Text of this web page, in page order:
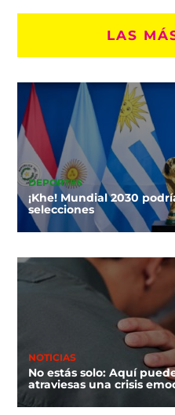
LAS
DEPORTES
¡Khe! Mundial 2030
selecciones
NOTICIAS
No estás solo: Aquí
atraviesas una crisis